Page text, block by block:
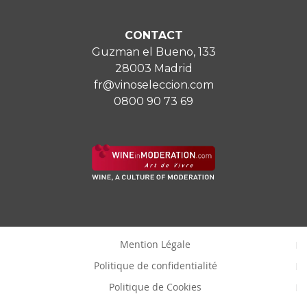
CONTACT
Guzman el Bueno, 133
28003 Madrid
fr@vinoseleccion.com
0800 90 73 69
Mention Légale
Politique de confidentialité
Politique de Cookies